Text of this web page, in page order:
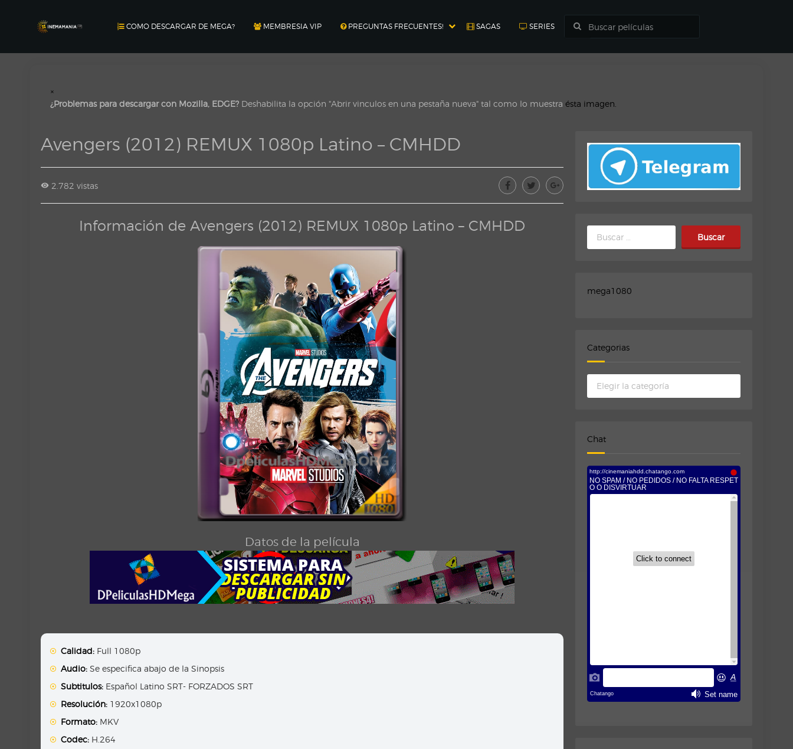
COMO DESCARGAR DE MEGA? MEMBRESIA VIP PREGUNTAS FRECUENTES! SAGAS SERIES
×
¿Problemas para descargar con Mozilla, EDGE? Deshabilita la opción "Abrir vinculos en una pestaña nueva" tal como lo muestra ésta imagen.
Avengers (2012) REMUX 1080p Latino – CMHDD
2.782 vistas
Información de Avengers (2012) REMUX 1080p Latino – CMHDD
Datos de la película
Calidad: Full 1080p
Audio: Se especifica abajo de la Sinopsis
Subtitulos: Español Latino SRT- FORZADOS SRT
Resolución: 1920x1080p
Formato: MKV
Codec: H.264
Buscar:
mega1080
Categorias
Categorias
Chat